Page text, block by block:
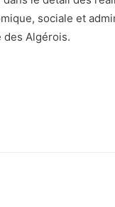
sociale et
des Algérois.